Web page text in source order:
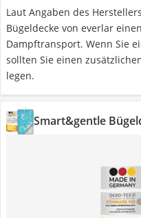
Laut Angaben des
Bügeldecke von everlar
Dampftransport. Wenn Sie
sollten Sie einen
legen.
Smart&gentle